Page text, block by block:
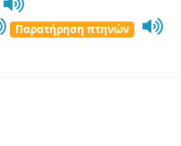
Παρατήρηση πτηνών